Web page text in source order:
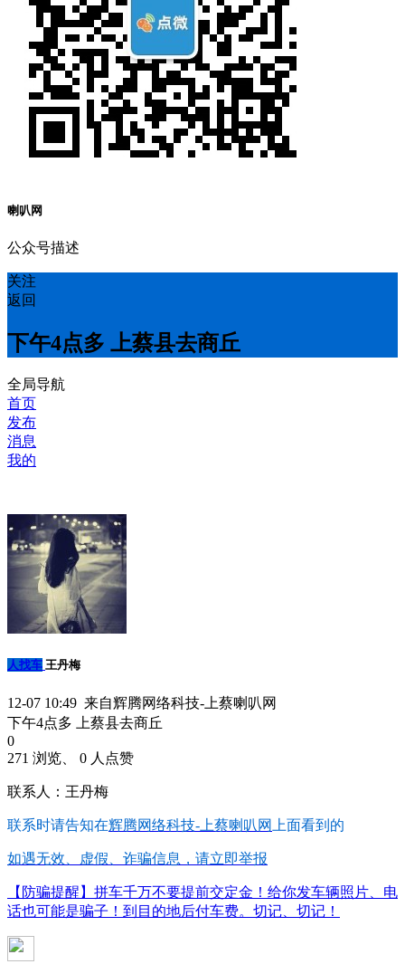
喇叭网
公众号描述
关注
返回
下午4点多 上蔡县去商丘
全局导航
首页
发布
消息
我的
人找车 王丹梅
12-07 10:49 来自辉腾网络科技-上蔡喇叭网
下午4点多 上蔡县去商丘
0
271 浏览、 0 人点赞
联系人：王丹梅
联系时请告知在辉腾网络科技-上蔡喇叭网 上面看到的
如遇无效、虚假、诈骗信息，请立即举报
【防骗提醒】拼车千万不要提前交定金！给你发车辆照片、电
话也可能是骗子！到目的地后付车费。切记、切记！